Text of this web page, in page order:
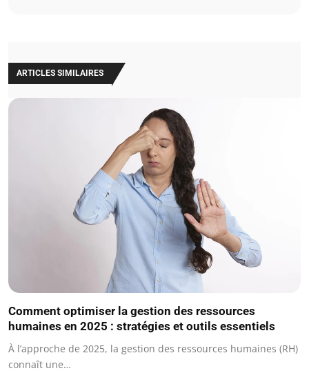
ARTICLES SIMILAIRES
Comment optimiser la gestion des ressources
humaines en 2025 : stratégies et outils essentiels
À l’approche de 2025, la gestion des ressources humaines (RH)
connaît une…